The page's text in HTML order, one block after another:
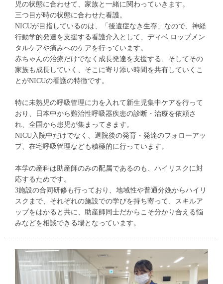
児の状態に合わせて、家族と一緒に関わっていきます。
三つ目が時の状態に合わせた看護。
NICUが目指しているのは、「後遺症なき生存」なので、神経
行動学的発達を支援する看護介入として、ディベ ロップメン
タルケアや痛みへのケアを行っています。
赤ちゃんの治療だけでなく成長発達を支援する、そしてその
家族も成長していく、そこに寄り添い時間を共有していくこ
とがNICUの看護の特徴です。
特に未熟児の呼吸管理に力を入れて新生児集中ケアを行って
おり、日本中から難治性呼吸器疾患の診断・治療を依頼さ
れ、全国から患児が集まってきます。
NICU入院中だけでなく、退院後の発育・発達のフォローアッ
プ、在宅呼吸管理なども積極的に行っています。
本学の産科は助産師のみの配属であるのも、ハイリスクに対
応するためです。
3施設の合同研修も行っており、地域性や普通分娩からハイリ
スクまで、それぞれの施設での学びを持ち寄って、スキルア
ップをはかると共に、助産師同士だからこそ分かり合える悩
みなどを相談できる場となっています。